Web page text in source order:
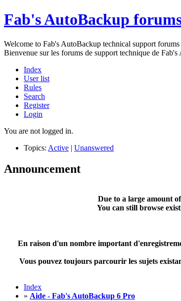
Fab's AutoBackup
Welcome to Fab's AutoBackup technical support forums
Bienvenue sur les forums de support technique de
Index
User list
Rules
Search
Register
Login
You are not logged in.
Topics: Active | Unanswered
Announcement
Due to a large amount
You can still browse
En raison d'un nombre important
Vous pouvez toujours parcourir les sujets
Index
» Aide - Fab's AutoBackup 6 Pro